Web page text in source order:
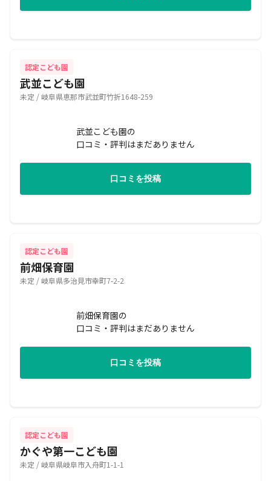
認定こども園
武並こども園
未定 / 岐阜県恵那市武並町竹折1648-259
武並こども園の
口コミ・評判はまだありません
口コミを投稿
認定こども園
前畑保育園
未定 / 岐阜県多治見市幸町7-2-2
前畑保育園の
口コミ・評判はまだありません
口コミを投稿
認定こども園
かぐや第一こども園
未定 / 岐阜県岐阜市入舟町1-1-1